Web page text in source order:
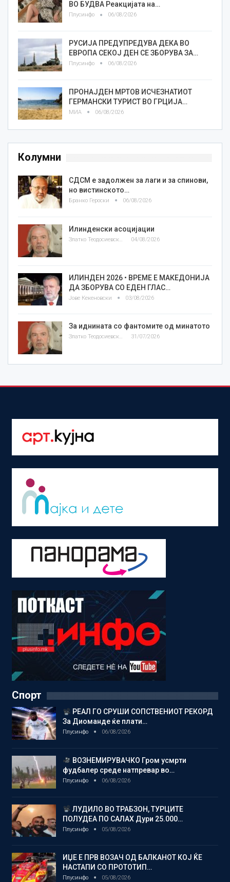
ВО БУДВА Реакцијата на…
Плусинфо 06/08/2026
РУСИЈА ПРЕДУПРЕДУВА ДЕКА ВО
ЕВРОПА СЕКОЈ ДЕН СЕ ЗБОРУВА ЗА…
Плусинфо 06/08/2026
ПРОНАЈДЕН МРТОВ ИСЧЕЗНАТИОТ
ГЕРМАНСКИ ТУРИСТ ВО ГРЦИЈА…
МИА 06/08/2026
Колумни
СДСМ е задолжен за лаги и за спинови,
но вистинското…
Бранко Героски 06/08/2026
Илинденски асоцијации
Златко Теодосиевски 04/08/2026
ИЛИНДЕН 2026 • ВРЕМЕ Е МАКЕДОНИЈА
ДА ЗБОРУВА СО ЕДЕН ГЛАС…
Јове Кекеновски 03/08/2026
За иднината со фантомите од минатото
Златко Теодосиевски 31/07/2026
Спорт
РЕАЛ ГО СРУШИ СОПСТВЕНИОТ РЕКОРД
За Диоманде ќе плати…
Плусинфо 06/08/2026
ВОЗНЕМИРУВАЧКО Гром усмрти
фудбалер среде натпревар во…
Плусинфо 06/08/2026
ЛУДИЛО ВО ТРАБЗОН, ТУРЦИТЕ
ПОЛУДЕА ПО САЛАХ Дури 25.000…
Плусинфо 05/08/2026
ИЏЕ Е ПРВ ВОЗАЧ ОД БАЛКАНОТ КОЈ ЌЕ
НАСТАПИ СО ПРОТОТИП…
Плусинфо 05/08/2026